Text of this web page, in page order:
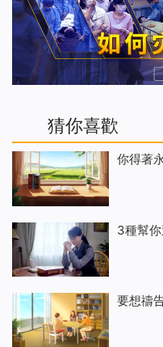
猜你喜歡
你得著
3種幫
要想禱